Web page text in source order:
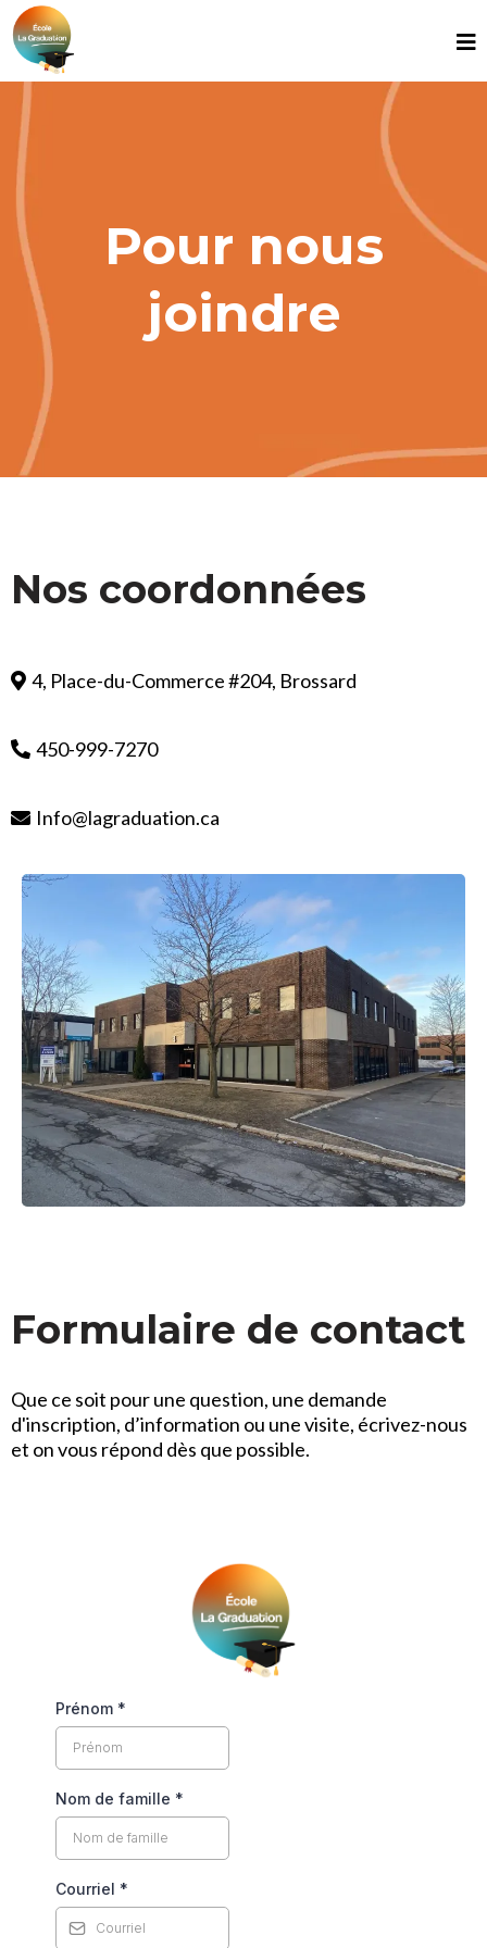
Pour nous
joindre
Nos coordonnées
4, Place-du-Commerce #204, Brossard
450-999-7270
Info@lagraduation.ca
Formulaire de contact
Que ce soit pour une question, une demande
d'inscription, d’information ou une visite, écrivez-nous
et on vous répond dès que possible.
Prénom *
Nom de famille *
Courriel *